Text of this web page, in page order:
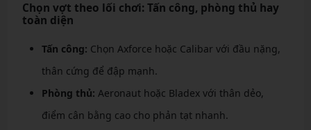
Chọn vợt theo lối chơi: Tấn công, phòng thủ hay
toàn diện
Tấn công: Chọn Axforce hoặc Calibar với đầu nặng,
thân cứng để đập mạnh.
Phòng thủ: Aeronaut hoặc Bladex với thân dẻo,
điểm cân bằng cao cho phản tạt nhanh.